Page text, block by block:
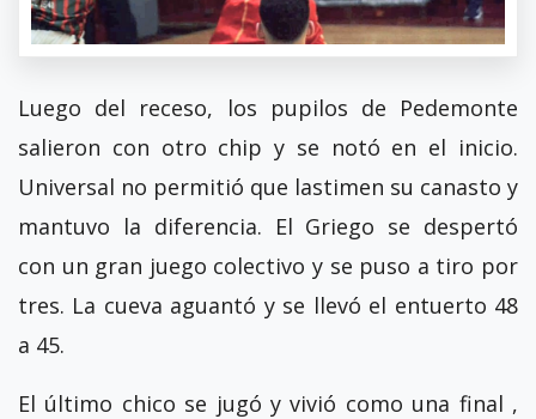
Luego del receso, los pupilos de Pedemonte
salieron con otro chip y se notó en el inicio.
Universal no permitió que lastimen su canasto y
mantuvo la diferencia. El Griego se despertó
con un gran juego colectivo y se puso a tiro por
tres. La cueva aguantó y se llevó el entuerto 48
a 45.
El último chico se jugó y vivió como una final ,